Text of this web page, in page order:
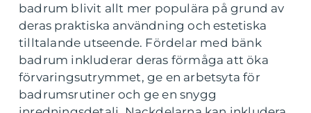
badrum blivit allt mer populära på grund av
deras praktiska användning och estetiska
tilltalande utseende. Fördelar med bänk
badrum inkluderar deras förmåga att öka
förvaringsutrymmet, ge en arbetsyta för
badrumsrutiner och ge en snygg